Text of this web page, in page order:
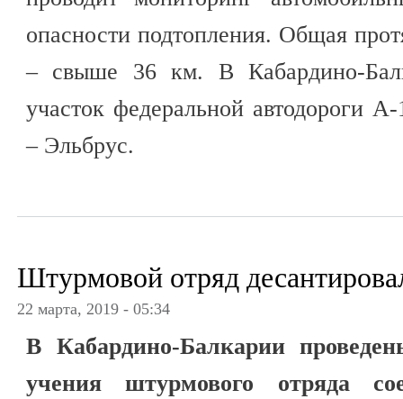
опасности подтопления. Общая
– свыше 36 км. В Кабардино-
участок федеральной автодороги
– Эльбрус.
Штурмовой отряд
22 марта, 2019 - 05:34
В Кабардино-Балкарии
учения штурмового отряда